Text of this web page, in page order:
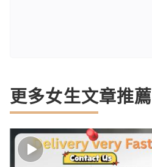
更多女生文章推薦